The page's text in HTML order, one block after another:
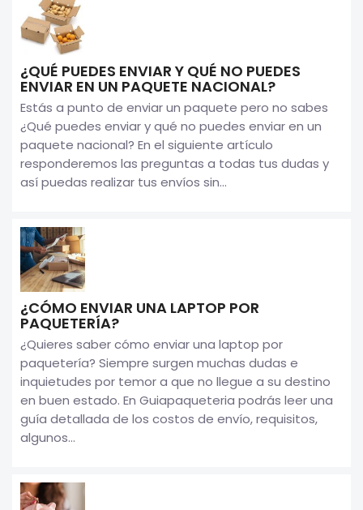
¿QUÉ PUEDES ENVIAR Y QUÉ NO PUEDES
ENVIAR EN UN PAQUETE NACIONAL?
Estás a punto de enviar un paquete pero no sabes
¿Qué puedes enviar y qué no puedes enviar en un
paquete nacional? En el siguiente artículo
responderemos las preguntas a todas tus dudas y
así puedas realizar tus envíos sin...
¿CÓMO ENVIAR UNA LAPTOP POR
PAQUETERÍA?
¿Quieres saber cómo enviar una laptop por
paquetería? Siempre surgen muchas dudas e
inquietudes por temor a que no llegue a su destino
en buen estado. En Guiapaqueteria podrás leer una
guía detallada de los costos de envío, requisitos,
algunos...